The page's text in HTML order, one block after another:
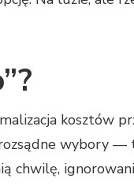
kosztów
wybory —
chwilę,